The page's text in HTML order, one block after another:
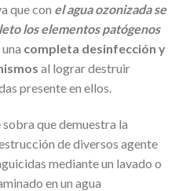
que con el agua ozonizada se
los elementos patógenos
completa desinfección y
al lograr destruir
presente en ellos.
que demuestra la
de diversos agente
mediante un lavado o
en un agua